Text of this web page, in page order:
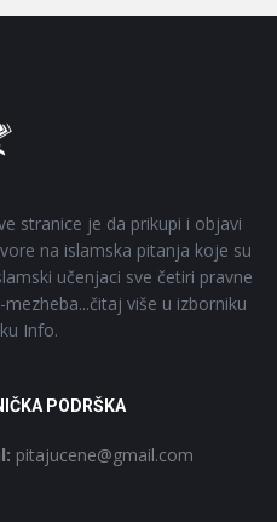
stranice je da prikupi i objavi
na islamska pitanja koje su
učenjaci sve četiri pravne
mezheba...čitaj više u izborniku
Info.
PODRŠKA
pitajucene@gmail.com